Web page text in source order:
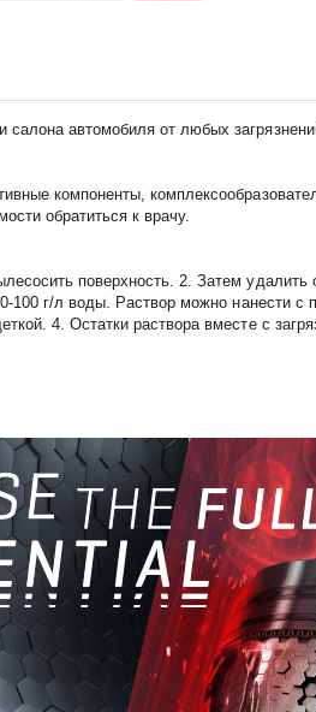
автомобиля от любых
компоненты,
обратиться к врачу.
поверхность. 2. Затем
100 г/л воды. Раствор можно
4. Остатки раствора вместе с